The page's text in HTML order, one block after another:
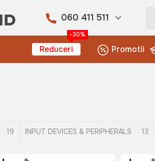
060 411 511
-30%
Reduceri Promotii
19 INPUT DEVICES & PERIPHERALS 13